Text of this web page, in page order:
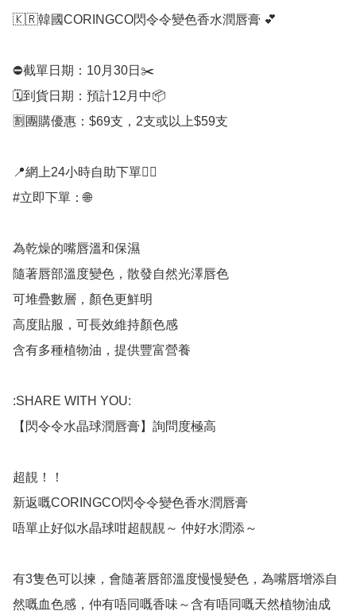
🇰🇷韓國CORINGCO閃令令變色香水潤唇膏 💕
⛔️截單日期：10月30日✂️
🗓️到貨日期：預計12月中📦
🈹團購優惠：$69支，2支或以上$59支
📍網上24小時自助下單👍🏻
#立即下單：🌐
為乾燥的嘴唇溫和保濕
隨著唇部溫度變色，散發自然光澤唇色
可堆疊數層，顏色更鮮明
高度貼服，可長效維持顏色感
含有多種植物油，提供豐富營養
:SHARE WITH YOU:
【閃令令水晶球潤唇膏】詢問度極高
超靚！！
新返嘅CORINGCO閃令令變色香水潤唇膏
唔單止好似水晶球咁超靚靚～ 仲好水潤添～
有3隻色可以揀，會隨著唇部溫度慢慢變色，為嘴唇增添自
然嘅血色感，仲有唔同嘅香味～含有唔同嘅天然植物油成